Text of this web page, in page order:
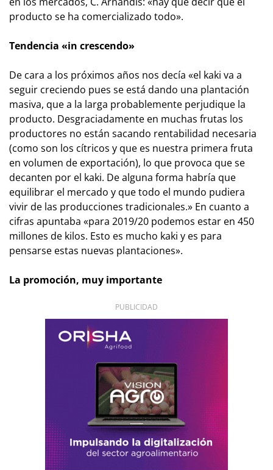
producto se ha comercializado todo».
Tendencia «in crescendo»
De cara a los próximos años nos decía «el kaki va a
seguir creciendo pues se está dando una plantación
masiva, que a la larga probablemente perjudique la
producto. Desgraciadamente en muchas frutas los
productores no están sacando rentabilidad necesaria
(como son los cítricos y que es nuestra primera fruta
en volumen de exportación), lo que provoca que se
decanten por el kaki. De alguna forma habría que
equilibrar el mercado y que todo el mundo pudiera
vivir de las producciones tradicionales.» En cuanto a
cifras apuntaba «para 2019/20 podemos estar en 450
millones de kilos. Esto es mucho kaki y es para
pensarse estas nuevas plantaciones».
La promoción, muy importante
PUBLICIDAD